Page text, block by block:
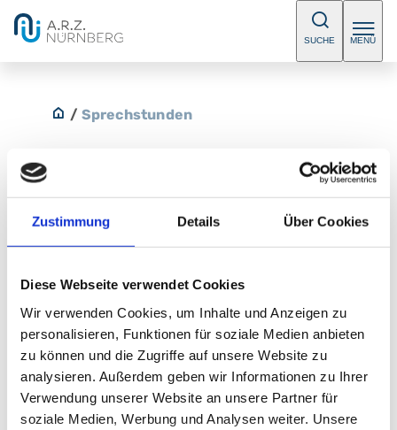
Zustimmung Details Über Cookies
Diese Webseite verwendet Cookies
Wir verwenden Cookies, um Inhalte und Anzeigen zu
personalisieren, Funktionen für soziale Medien anbieten
zu können und die Zugriffe auf unsere Website zu
analysieren. Außerdem geben wir Informationen zu Ihrer
Verwendung unserer Website an unsere Partner für
soziale Medien, Werbung und Analysen weiter. Unsere
SUCHE MENÜ
/ Sprechstunden
Allgemeine Sprechstunde
E-Mail: herzchirurgie@klinikum-nuernberg.de
Telefon: +49 (0) 911 398-5763
Fax:+49 (0) 911 398-7815
Herz-Gefäß-Zentrum HGZ